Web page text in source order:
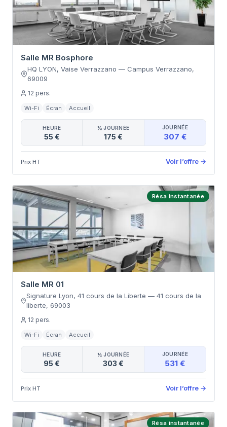
Salle MR Bosphore
HQ LYON, Vaise Verrazzano — Campus Verrazzano,
69009
12 pers.
Wi-Fi Écran Accueil
HEURE
55 €
½ JOURNÉE
175 €
JOURNÉE
307 €
Prix HT Voir l’offre →
Résa instantanée
Salle MR 01
Signature Lyon, 41 cours de la Liberte — 41 cours de la
liberte,69003
12 pers.
Wi-Fi Écran Accueil
HEURE
95 €
½ JOURNÉE
303 €
JOURNÉE
531 €
Prix HT Voir l’offre →
Résa instantanée